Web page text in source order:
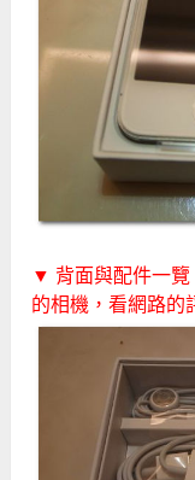
▼ 背面與配件一
的相機，看網路的